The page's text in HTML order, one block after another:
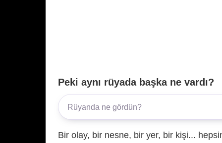
Peki aynı rüyada başka ne vardı?
Bir olay, bir nesne, bir yer, bir kişi...